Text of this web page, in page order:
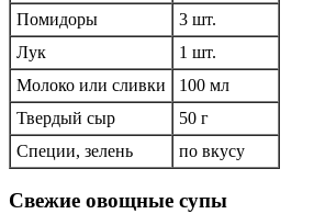
Помидоры
3 шт.
Лук
1 шт.
Молоко или сливки
100 мл
Твердый сыр
50 г
Специи, зелень
по вкусу
Свежие овощные супы